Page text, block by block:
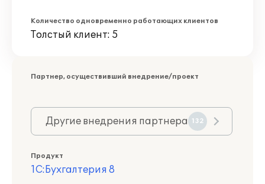
Количество одновременно работающих клиентов
Толстый клиент: 5
Партнер, осуществивший внедрение/проект
Другие внедрения партнера 132
Продукт
1С:Бухгалтерия 8